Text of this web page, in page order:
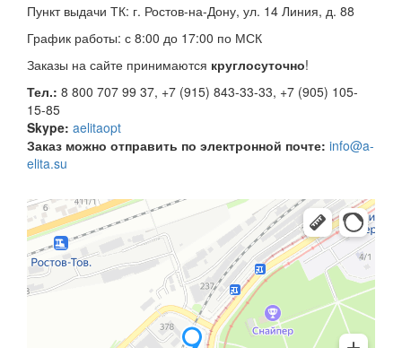
Пункт выдачи ТК: г. Ростов-на-Дону, ул. 14 Линия, д. 88
График работы: с 8:00 до 17:00 по МСК
Заказы на сайте принимаются круглосуточно!
Тел.: 8 800 707 99 37, +7 (915) 843-33-33, +7 (905) 105-
15-85
Skype: aelitaopt
Заказ можно отправить по электронной почте: info@a-
elita.su